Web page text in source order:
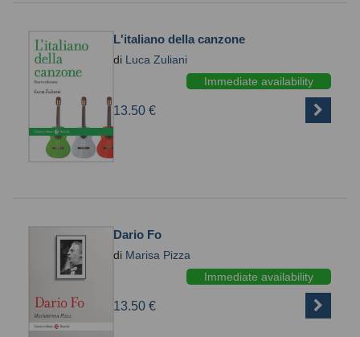
L'italiano della canzone
di Luca Zuliani
Immediate availability
13.50 €
Dario Fo
di Marisa Pizza
Immediate availability
13.50 €